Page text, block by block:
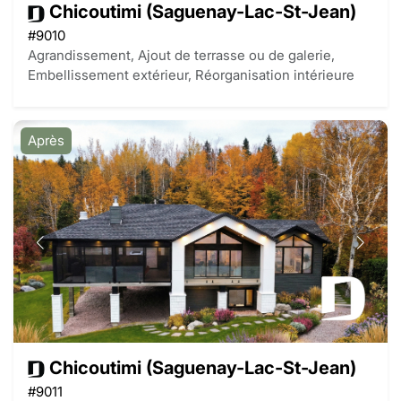
Chicoutimi (Saguenay-Lac-St-Jean)
#9010
Agrandissement, Ajout de terrasse ou de galerie,
Embellissement extérieur, Réorganisation intérieure
Après
Chicoutimi (Saguenay-Lac-St-Jean)
#9011